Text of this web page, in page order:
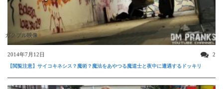
ガクブル映像
2014年7月12日 2
【閲覧注意】サイコキネシス？魔術？魔法をあやつる魔道士と夜中に遭遇するドッキリ